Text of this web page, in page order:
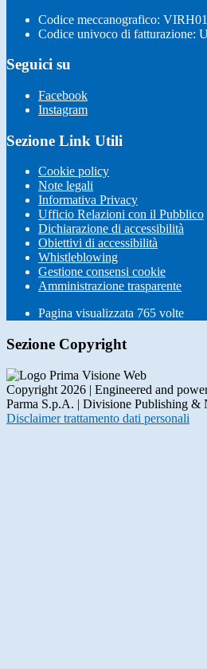
Codice meccanografico:
Codice univoco di fatturazione:
Seguici su
Facebook
Instagram
Sezione Link Utili
Cookie policy
Note legali
Informativa Privacy
Ufficio Relazioni con il Pubblico
Dichiarazione di accessibilità
Obiettivi di accessibilità
Whistleblowing
Gestione consensi cookie
Amministrazione trasparente
Pagina visualizzata 765 volte
Sezione Copyright
Copyright 2026 | Engineered and
Parma S.p.A. | Divisione Publishing &
Disclaimer trattamento dati personali